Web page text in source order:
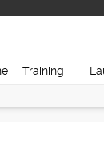
Training